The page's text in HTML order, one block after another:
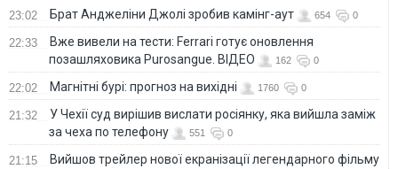
23:02 Брат Анджеліни Джолі зробив камінг-аут 654 0
22:33
Вже вивели на тести: Ferrari готує оновлення
позашляховика Purosangue. ВІДЕО
162 0
22:02 Магнітні бурі: прогноз на вихідні 1760 0
21:32
У Чехії суд вирішив вислати росіянку, яка вийшла заміж
за чеха по телефону
551 0
21:15
Вийшов трейлер нової екранізації легендарного фільму